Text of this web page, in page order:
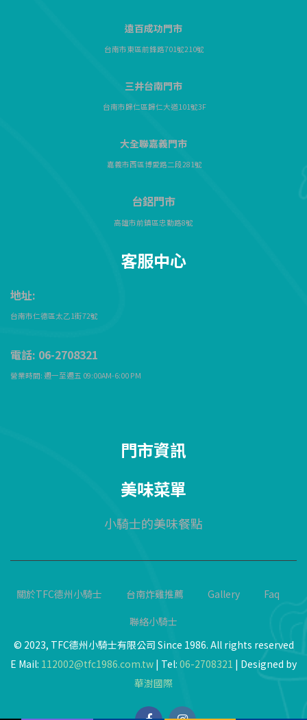
遠百成功門市
台南市東區前鋒路701號210號
三井台南門市
台南市歸仁區歸仁大道101號3F
大全聯嘉義門市
嘉義市西區博愛路二段281號
台鋁門市
高雄市前鎮區忠勤路8號
客服中心
地址:
台南市仁德區太乙1街72號
電話: 06-2708321
營業時間: 週一至週五 09:00AM-6:00 PM
門市資訊
美味菜單
小騎士的美味餐點
關於TFC德州小騎士 台南炸雞推薦 Gallery
Faq
聯絡小騎士
© 2023, TFC德州小騎士有限公司 Since 1986. All rights reserved
E Mail: 112002@tfc1986.com.tw | Tel: 06-2708321 | Designed by
華澍國際